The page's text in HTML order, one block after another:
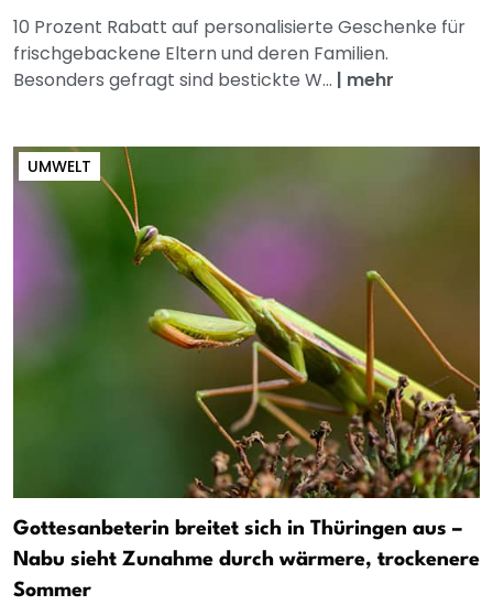
10 Prozent Rabatt auf personalisierte Geschenke für
frischgebackene Eltern und deren Familien.
Besonders gefragt sind bestickte W... | mehr
UMWELT
Gottesanbeterin breitet sich in Thüringen aus –
Nabu sieht Zunahme durch wärmere, trockenere
Sommer